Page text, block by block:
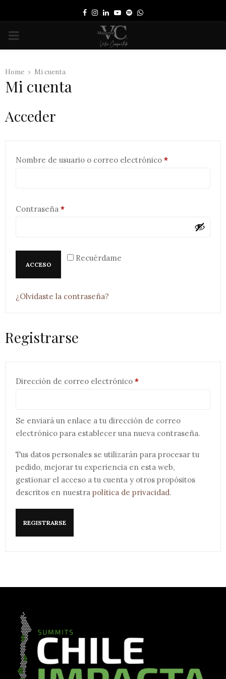
Facebook
Instagram
LinkedinYoutube
SpotifyWhatsapp
PRIMARY
Home Mi cuenta
Mi cuenta
Acceder
Nombre de usuario o correo electrónico *Obligatorio
Contraseña *Obligatorio
Recuérdame
ACCESO
¿Olvidaste la contraseña?
Registrarse
Dirección de correo electrónico *Obligatorio
Se enviará un enlace a tu dirección de correo
electrónico para establecer una nueva contraseña.
Tus datos personales se utilizarán para procesar tu
pedido, mejorar tu experiencia en esta web,
gestionar el acceso a tu cuenta y otros propósitos
descritos en nuestra política de privacidad.
REGISTRARSE